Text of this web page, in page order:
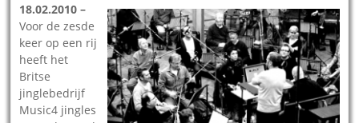
18.02.2010 –
Voor de zesde
keer op een rij
heeft het
Britse
jinglebedrijf
Music4 jingles